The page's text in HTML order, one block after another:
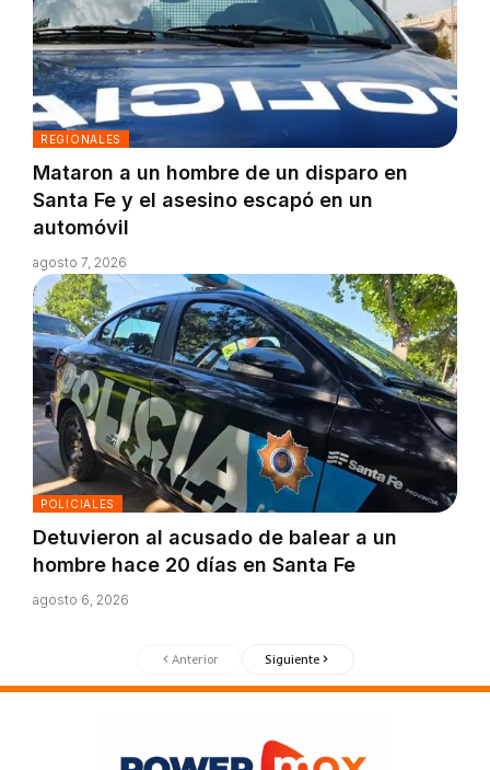
REGIONALES
Mataron a un hombre de un disparo en
Santa Fe y el asesino escapó en un
automóvil
agosto 7, 2026
POLICIALES
Detuvieron al acusado de balear a un
hombre hace 20 días en Santa Fe
agosto 6, 2026
Anterior Siguiente